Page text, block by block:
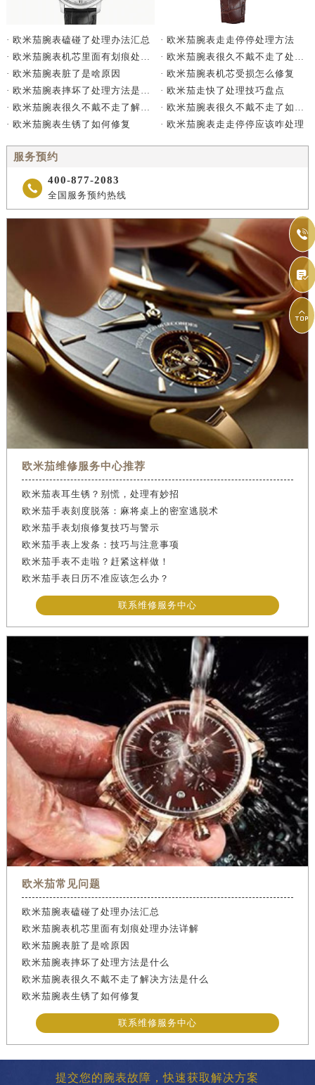
· 欧米茄腕表磕碰了处理办法汇总
· 欧米茄腕表机芯里面有划痕处理办法详解
· 欧米茄腕表脏了是啥原因
· 欧米茄腕表摔坏了处理方法是什么
· 欧米茄腕表很久不戴不走了解决方法是什么
· 欧米茄腕表生锈了如何修复
· 欧米茄腕表走走停停处理方法
· 欧米茄腕表机芯受损怎么修复
· 欧米茄走快了处理技巧盘点
· 欧米茄腕表走走停停应该咋处理
服务预约
 400-877-2083
全国服务预约热线
欧米茄维修服务中心推荐
欧米茄表耳生锈？别慌，处理有妙招
欧米茄手表刻度脱落：麻将桌上的密室逃脱术
欧米茄手表划痕修复技巧与警示
欧米茄手表上发条：技巧与注意事项
欧米茄手表不走啦？赶紧这样做！
欧米茄手表日历不准应该怎么办？
联系维修服务中心
欧米茄常见问题
欧米茄腕表磕碰了处理办法汇总
欧米茄腕表机芯里面有划痕处理办法详解
欧米茄腕表脏了是啥原因
欧米茄腕表摔坏了处理方法是什么
欧米茄腕表很久不戴不走了解决方法是什么
欧米茄腕表生锈了如何修复
联系维修服务中心
提交您的腕表故障，快速获取解决方案


